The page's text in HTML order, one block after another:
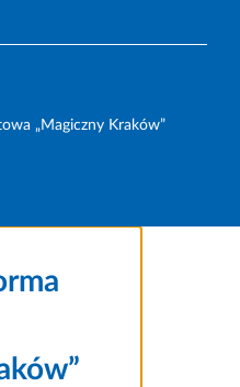
„Magiczny Kraków”